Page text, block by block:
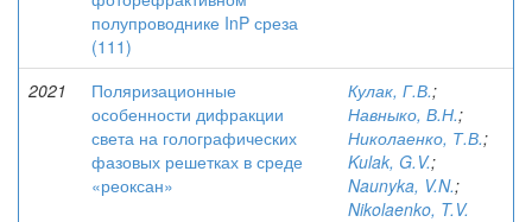
полупроводнике InP среза
(111)
2021
Поляризационные
особенности дифракции
света на голографических
фазовых решетках в среде
«реоксан»
Кулак, Г.В.;
Навныко, В.Н.;
Николаенко, Т.В.;
Kulak, G.V.;
Naunyka, V.N.;
Nikolaenko, T.V.